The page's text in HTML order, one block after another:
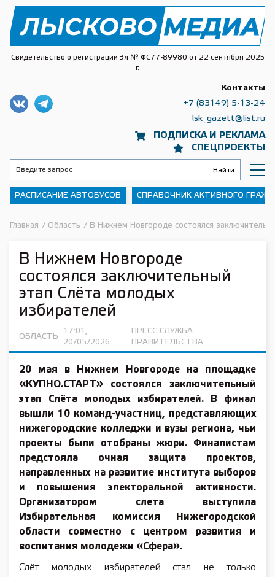
Свидетельство о регистрации Эл № ФС77-89980 от 22 сентября 2025
г.
ПОДПИСКА И РЕКЛАМА
СПЕЦПРОЕКТЫ
Контакты
+7 (83149) 5-13-24
lsk_gazett@list.ru
РАСПИСАНИЕ АВТОБУСОВ СПРАВОЧНИК АКТИВНОГО
Главная / Область / В Нижнем Новгороде состоялся
В Нижнем Новгороде
состоялся заключительный
этап Слёта молодых
избирателей
ОБЛАСТЬ
17:01,
20/05/2026
ПРЕСС-СЛУЖБА
ПРАВИТЕЛЬСТВА
20 мая в Нижнем Новгороде на площадке
«КУПНО.СТАРТ» состоялся заключительный
этап Слёта молодых избирателей. В финал
вышли 10 команд-участниц, представляющих
нижегородские колледжи и вузы региона, чьи
проекты были отобраны жюри. Финалистам
предстояла очная защита проектов,
направленных на развитие института выборов
и повышения электоральной активности.
Организатором слета выступила
Избирательная комиссия Нижегородской
области совместно с центром развития и
воспитания молодежи «Сфера».
Слёт молодых избирателей стал не только